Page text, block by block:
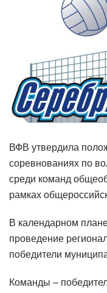
ВФВ утвердила
соревнованиях по
среди команд
рамках
В календарном
проведение
победители
Команды –